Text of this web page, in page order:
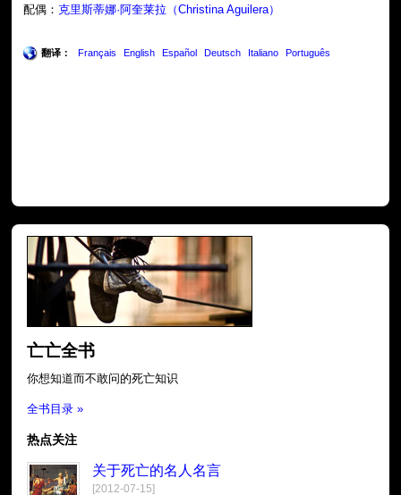
配偶：克里斯蒂娜·阿奎莱拉（Christina Aguilera）
翻译： Français English Español Deutsch Italiano Português
亡亡全书
你想知道而不敢问的死亡知识
全书目录 »
热点关注
关于死亡的名人名言
[2012-07-15]